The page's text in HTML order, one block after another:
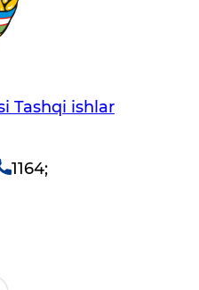
Tashqi ishlаr
1164;